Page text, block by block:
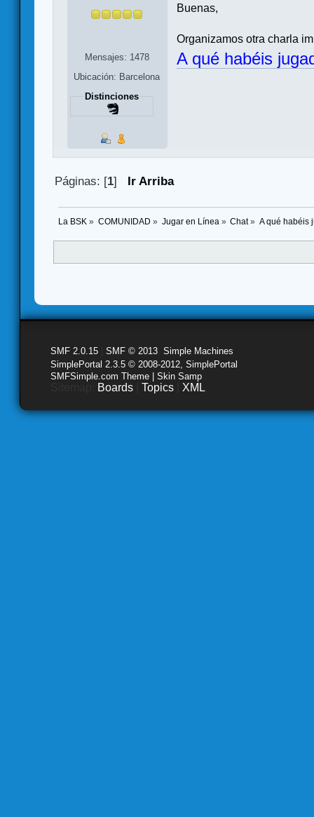
Mensajes: 1478
Ubicación: Barcelona
Distinciones
Buenas,
Organizamos otra charla
A qué habéis
Páginas: [1] Ir Arriba
La BSK » COMUNIDAD » Jugar en Línea » Chat» A qué habéis
SMF 2.0.15 SMF © 2013 Simple Machines
SimplePortal 2.3.5 © 2008-2012, SimplePortal
SMFSimple.com Theme | Skin Samp
Boards Topics XML